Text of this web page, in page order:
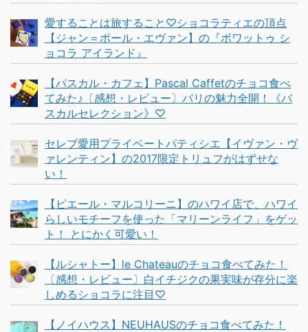
愛することは旅すること♡ショコラティエの頂点
【ジャン＝ポール・エヴァン】の『ボワットゥ シ
ョコラ アイランド』
【パスカル・カフェ】Pascal Caffetのチョコ食べ
てみた♪〔感想・レビュー〕パリの魅力全開！《パ
スカルセレクション》♡
セレブ愛用プライベートパティシエ【イヴァン・ヴ
ァレンティン】の2017限定トリュフがはずせな
い！
【ピエール・マルコリーニ】のハワイ店で、ハワイ
らしいモチーフを使った「マリーンライフ」をゲッ
ト！ とにかく可愛い！
【ルシャトー】le Chateauのチョコ食べてみた！
〔感想・レビュー〕白イチジクの果実味が存分に楽
しめるショコラに注目♡
【ノイハウス】NEUHAUSのチョコ食べてみた！